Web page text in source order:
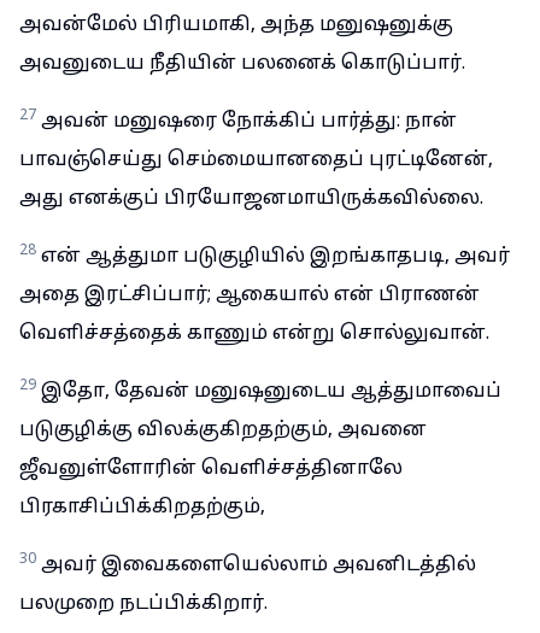
அவன்மேல் பிரியமாகி, அந்த மனுஷனுக்கு
அவனுடைய நீதியின் பலனைக் கொடுப்பார்.
27 அவன் மனுஷரை நோக்கிப் பார்த்து: நான்
பாவஞ்செய்து செம்மையானதைப் புரட்டினேன்,
அது எனக்குப் பிரயோஜனமாயிருக்கவில்லை.
28 என் ஆத்துமா படுகுழியில் இறங்காதபடி, அவர்
அதை இரட்சிப்பார்; ஆகையால் என் பிராணன்
வெளிச்சத்தைக் காணும் என்று சொல்லுவான்.
29 இதோ, தேவன் மனுஷனுடைய ஆத்துமாவைப்
படுகுழிக்கு விலக்குகிறதற்கும், அவனை
ஜீவனுள்ளோரின் வெளிச்சத்தினாலே
பிரகாசிப்பிக்கிறதற்கும்,
30 அவர் இவைகளையெல்லாம் அவனிடத்தில்
பலமுறை நடப்பிக்கிறார்.